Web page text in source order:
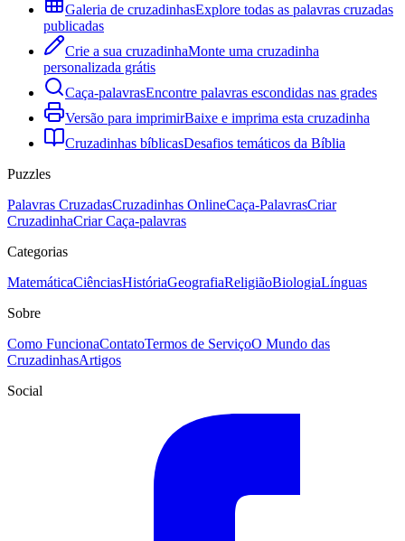
Galeria de cruzadinhasExplore todas as palavras cruzadas
publicadas
Crie a sua cruzadinhaMonte uma cruzadinha
personalizada grátis
Caça-palavrasEncontre palavras escondidas nas grades
Versão para imprimirBaixe e imprima esta cruzadinha
Cruzadinhas bíblicasDesafios temáticos da Bíblia
Puzzles
Palavras CruzadasCruzadinhas OnlineCaça-PalavrasCriar
CruzadinhaCriar Caça-palavras
Categorias
MatemáticaCiênciasHistóriaGeografiaReligiãoBiologiaLínguas
Sobre
Como FuncionaContatoTermos de ServiçoO Mundo das
CruzadinhasArtigos
Social